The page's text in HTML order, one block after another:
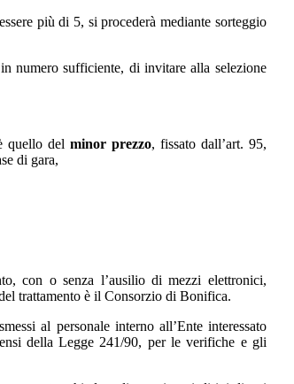
più di 5, si procederà mediante sorteggio
numero sufficiente, di invitare alla selezione
quello del minor prezzo, fissato dall’art. 95,
di gara,
con o senza l’ausilio di mezzi elettronici,
trattamento è il Consorzio di Bonifica.
al personale interno all’Ente interessato
della Legge 241/90, per le verifiche e gli